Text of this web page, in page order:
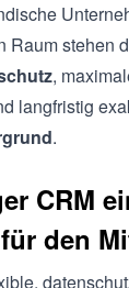
Raum stehen
,
langfristig
.
CRM
den